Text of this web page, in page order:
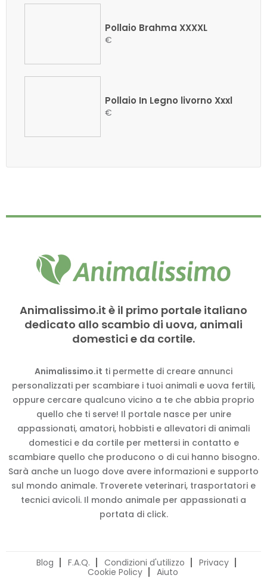
Pollaio Brahma XXXXL
€
Pollaio In Legno livorno Xxxl
€
Animalissimo.it è il primo portale italiano
dedicato allo scambio di uova, animali
domestici e da cortile.
Animalissimo.it ti permette di creare annunci
personalizzati per scambiare i tuoi animali e uova fertili,
oppure cercare qualcuno vicino a te che abbia proprio
quello che ti serve! Il portale nasce per unire
appassionati, amatori, hobbisti e allevatori di animali
domestici e da cortile per mettersi in contatto e
scambiare quello che producono o di cui hanno bisogno.
Sarà anche un luogo dove avere informazioni e supporto
sul mondo animale. Troverete veterinari, trasportatori e
tecnici avicoli. Il mondo animale per appassionati a
portata di click.
Blog F.A.Q. Condizioni d'utilizzo
Privacy
Cookie Policy
Aiuto